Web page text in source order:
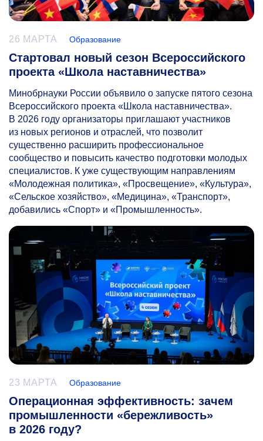
26 МАРТА Образование
Стартовал новый сезон Всероссийского
проекта «Школа наставничества»
Минобрнауки России объявило о запуске пятого сезона
Всероссийского проекта «Школа наставничества».
В 2026 году организаторы приглашают участников
из новых регионов и отраслей, что позволит
существенно расширить профессиональное
сообщество и повысить качество подготовки молодых
специалистов. К уже существующим направлениям
«Молодежная политика», «Просвещение», «Культура»,
«Сельское хозяйство», «Медицина», «Транспорт»,
добавились «Спорт» и «Промышленность».
23 МАРТА Образование
Операционная эффективность: зачем
промышленности «бережливость»
в 2026 году?